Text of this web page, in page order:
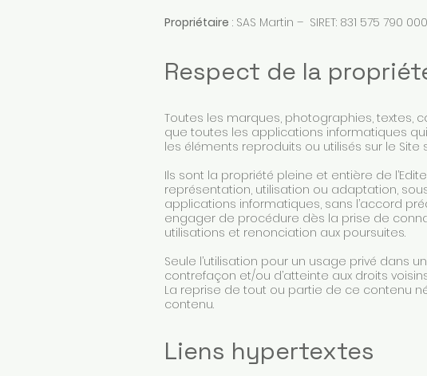
Propriétaire : SAS Martin – SIRET: 831 575 790
Respect de la
Toutes les marques, photographies, textes,
que toutes les applications informatiques
les éléments reproduits ou utilisés sur le
Ils sont la propriété pleine et entière de
représentation, utilisation ou adaptation,
applications informatiques, sans l’accord
engager de procédure dès la prise de
utilisations et renonciation aux poursuites.
Seule l’utilisation pour un usage privé dans
contrefaçon et/ou d’atteinte aux droits
La reprise de tout ou partie de ce contenu
contenu.
Liens hypertextes